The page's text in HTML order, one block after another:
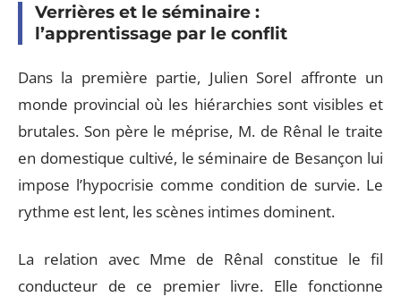
Verrières et le séminaire :
l’apprentissage par le conflit
Dans la première partie, Julien Sorel affronte un
monde provincial où les hiérarchies sont visibles et
brutales. Son père le méprise, M. de Rênal le traite
en domestique cultivé, le séminaire de Besançon lui
impose l’hypocrisie comme condition de survie. Le
rythme est lent, les scènes intimes dominent.
La relation avec Mme de Rênal constitue le fil
conducteur de ce premier livre. Elle fonctionne